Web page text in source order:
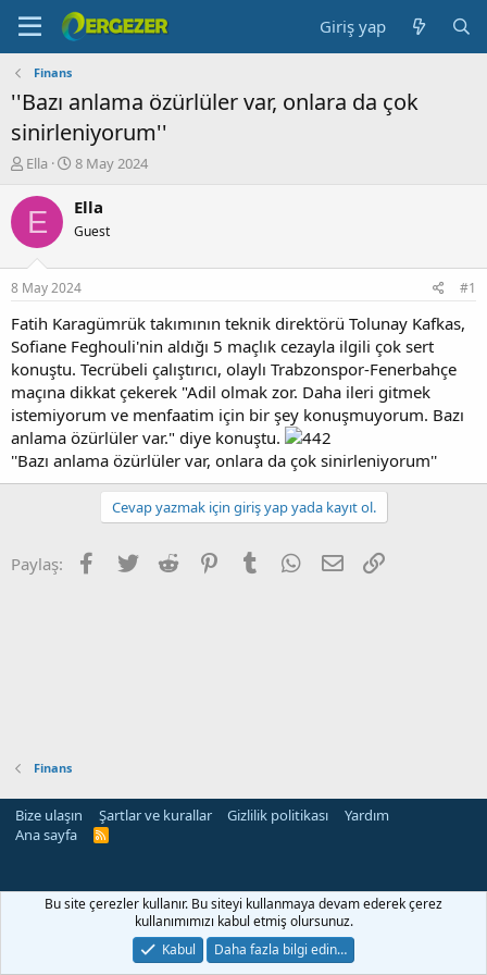
Giriş yap
Finans
''Bazı anlama özürlüler var, onlara da çok
sinirleniyorum''
K
n
b
u
u
b
a
ş
l
a
t
a
n
Ella
B
ş
a
g
ç
t
a
r
i
h
i
8 May 2024
E Ella
Guest
8 May 2024 #1
Fatih Karagümrük takımının teknik direktörü Tolunay Kafkas,
Sofiane Feghouli'nin aldığı 5 maçlık cezayla ilgili çok sert
konuştu. Tecrübeli çalıştırıcı, olaylı Trabzonspor-Fenerbahçe
maçına dikkat çekerek "Adil olmak zor. Daha ileri gitmek
istemiyorum ve menfaatim için bir şey konuşmuyorum. Bazı
anlama özürlüler var." diye konuştu.
''Bazı anlama özürlüler var, onlara da çok sinirleniyorum''
Cevap yazmak için giriş yap yada kayıt ol.
Paylaş: Facebook
Twitter Reddit PinterestTumblr WhatsApp
E-posta
Finans
Bize ulaşın Şartlar ve kurallar Gizlilik politikası
Yardım
Ana sayfa
R
Bu site çerezler kullanır. Bu siteyi kullanmaya devam ederek çerez
kullanımımızı kabul etmiş olursunuz.
Kabul
Daha fazla bilgi edin…